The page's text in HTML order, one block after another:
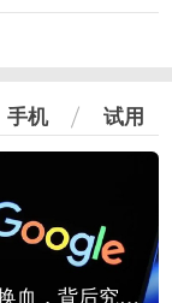
手机 试用
谷歌AI大换血，背后究竟发生了什么？